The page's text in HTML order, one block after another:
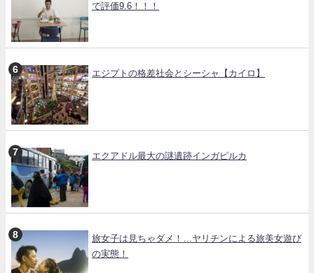
で評価9.6！！！
エジプトの格差社会とシーシャ【カイロ】
エクアドル最大の謎遺跡インガピルカ
旅女子は見ちゃダメ！…ヤリチンによる旅美女遊び
の実態！